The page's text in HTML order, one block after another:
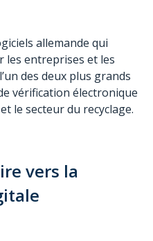
allemande qui
les entreprises et les
des deux plus grands
vérification électronique
et le secteur du recyclage.
vers la